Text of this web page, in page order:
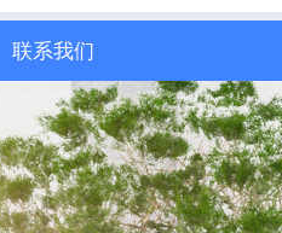
联系我们